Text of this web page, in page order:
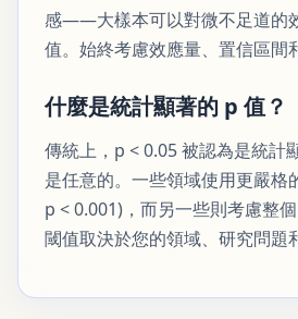
感——大樣本可以對微不足道的
值。始終考慮效應量、置信區間
什麼是統計顯著的 p 值？
傳統上，p < 0.05 被認為是統計
是任意的。一些領域使用更嚴格
p < 0.001)，而另一些則考慮整
閾值取決於您的領域、研究問題